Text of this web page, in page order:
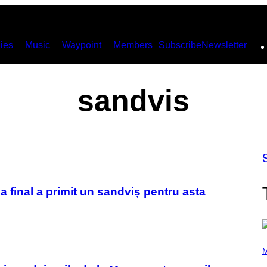
Music Waypoint Members SubscribeNewsletter
sandvis
final a primit un sandviș pentru asta
H